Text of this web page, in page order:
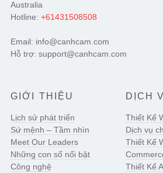
Australia
Hotline: +61431508508
Email: info@canhcam.com
Hỗ trợ: support@canhcam.com
GIỚI THIỆU
Lịch sử phát triển
Sứ mệnh – Tầm nhìn
Meet Our Leaders
Những con số nổi bật
Công nghệ
DỊCH
Thiết Kế
Dịch vụ
Thiết Kế
Thiết Kế